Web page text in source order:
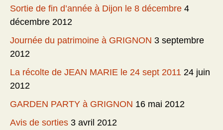
Sortie de fin d’année à Dijon le 8 décembre 4
décembre 2012
Journée du patrimoine à GRIGNON 3 septembre
2012
La récolte de JEAN MARIE le 24 sept 2011 24 juin
2012
GARDEN PARTY à GRIGNON 16 mai 2012
Avis de sorties 3 avril 2012